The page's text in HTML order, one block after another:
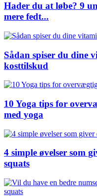
Hader du at løbe? 9
mere fedt...
Sådan spiser du dine
kosttilskud
10 Yoga tips for
med yoga
4 simple øvelser som
squats